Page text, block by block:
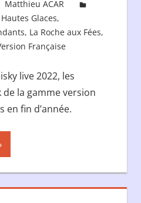
Matthieu ACAR
Glaces,
, La Roche aux Fées,
Française
live 2022, les
de la gamme version
en fin d’année.